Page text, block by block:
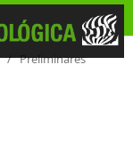
/ Preliminares